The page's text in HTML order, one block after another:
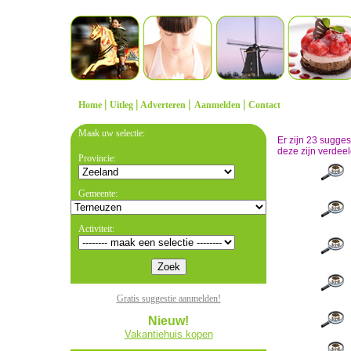
Home | Uitleg | Adverteren | Aanmelden | Contact
Maak uw selectie:
Provincie:
Gemeente:
Activiteit:
Gratis suggestie aanmelden!
Nieuw!
Vakantiehuis kopen
Er zijn 23
deze zijn